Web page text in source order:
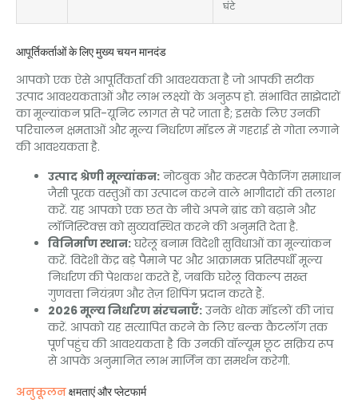
घंटे
आपूर्तिकर्ताओं के लिए मुख्य चयन मानदंड
आपको एक ऐसे आपूर्तिकर्ता की आवश्यकता है जो आपकी सटीक
उत्पाद आवश्यकताओं और लाभ लक्ष्यों के अनुरूप हो. संभावित साझेदारों
का मूल्यांकन प्रति-यूनिट लागत से परे जाता है; इसके लिए उनकी
परिचालन क्षमताओं और मूल्य निर्धारण मॉडल में गहराई से गोता लगाने
की आवश्यकता है.
उत्पाद श्रेणी मूल्यांकन: नोटबुक और कस्टम पैकेजिंग समाधान
जैसी पूरक वस्तुओं का उत्पादन करने वाले भागीदारों की तलाश
करें. यह आपको एक छत के नीचे अपने ब्रांड को बढ़ाने और
लॉजिस्टिक्स को सुव्यवस्थित करने की अनुमति देता है.
विनिर्माण स्थान:घरेलू बनाम विदेशी सुविधाओं का मूल्यांकन
करें. विदेशी केंद्र बड़े पैमाने पर और आक्रामक प्रतिस्पर्धी मूल्य
निर्धारण की पेशकश करते हैं, जबकि घरेलू विकल्प सख्त
गुणवत्ता नियंत्रण और तेज़ शिपिंग प्रदान करते हैं.
2026 मूल्य निर्धारण संरचनाएँ:उनके थोक मॉडलों की जांच
करें. आपको यह सत्यापित करने के लिए बल्क कैटलॉग तक
पूर्ण पहुंच की आवश्यकता है कि उनकी वॉल्यूम छूट सक्रिय रूप
से आपके अनुमानित लाभ मार्जिन का समर्थन करेगी.
अनुकूलनक्षमताएं और प्लेटफार्म